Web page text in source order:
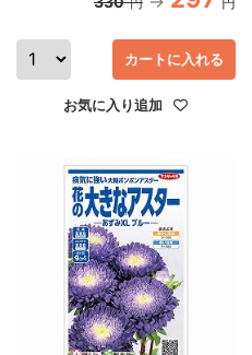
カートに入れる
お気に入り追加